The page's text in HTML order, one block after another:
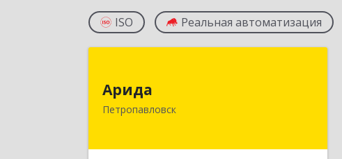
ISO Реальная автоматизация
Арида
Петропавловск
г.Петропавловск, ул.Назарбаева, дом